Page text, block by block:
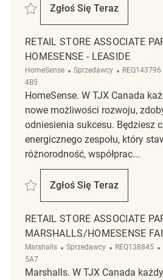
Zapisać Retail Associate REQ141443
Zgłoś Się Teraz
Retail Associate
RETAIL STORE ASSOCIATE
HOMESENSE - LEASIDE
HomeSense Kategoria
Sprzedawcy ReqId
REQ143796
4B5
HomeSense. W TJX Canada
nowe możliwości rozwoju,
odniesienia sukcesu. Będziesz
energicznego zespołu, który
różnorodność, współprac...
Zapisać Retail Store Associate Part
Zgłoś Się Teraz
Retail Store
RETAIL STORE ASSOCIATE
MARSHALLS/HOMESENSE
Marshalls Kategoria
Sprzedawcy ReqId
REQ138845
5A7
Marshalls. W TJX Canada